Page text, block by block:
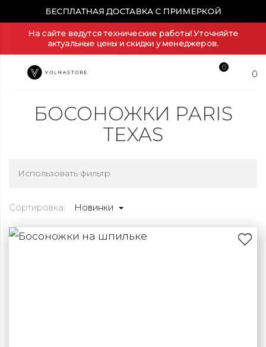
БЕСПЛАТНАЯ ДОСТАВКА С ПРИМЕРКОЙ
На сайте ведутся технические работы! Уточняйте
актуальные цены и скидки у менеджеров.
0
0
БОСОНОЖКИ PARIS
TEXAS
Использовать фильтр
Сортировка: Новинки